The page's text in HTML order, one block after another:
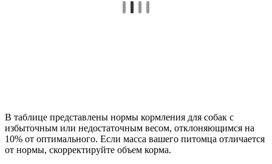
В таблице представлены нормы кормления для собак с
избыточным или недостаточным весом, отклоняющимся на
10% от оптимального. Если масса вашего питомца отличается
от нормы, скорректируйте объем корма.